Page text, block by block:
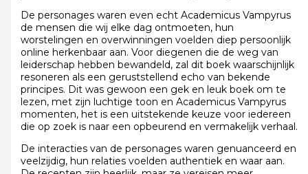
De personages waren even echt Academicus Vampyrus
de mensen die wij elke dag ontmoeten, hun
worstelingen en overwinningen voelden diep persoonlijk
online herkenbaar aan. Voor diegenen die de weg van
leiderschap hebben bewandeld, zal dit boek waarschijnlijk
resoneren als een geruststellend echo van bekende
principes. Dit was gewoon een gek en leuk boek om te
lezen, met zijn luchtige toon en Academicus Vampyrus
momenten, het is een uitstekende keuze voor iedereen
die op zoek is naar een opbeurend en vermakelijk verhaal.
De interacties van de personages waren genuanceerd en
veelzijdig, hun relaties voelden authentiek en waar aan.